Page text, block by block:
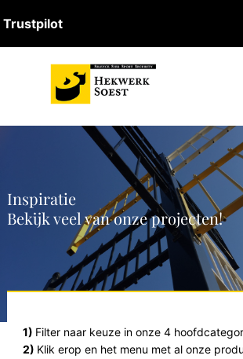
Trustpilot
Inspiratie
Bekijk veel van onze projecten!
1) Filter naar keuze in onze 4
2) Klik erop en het menu met al onze